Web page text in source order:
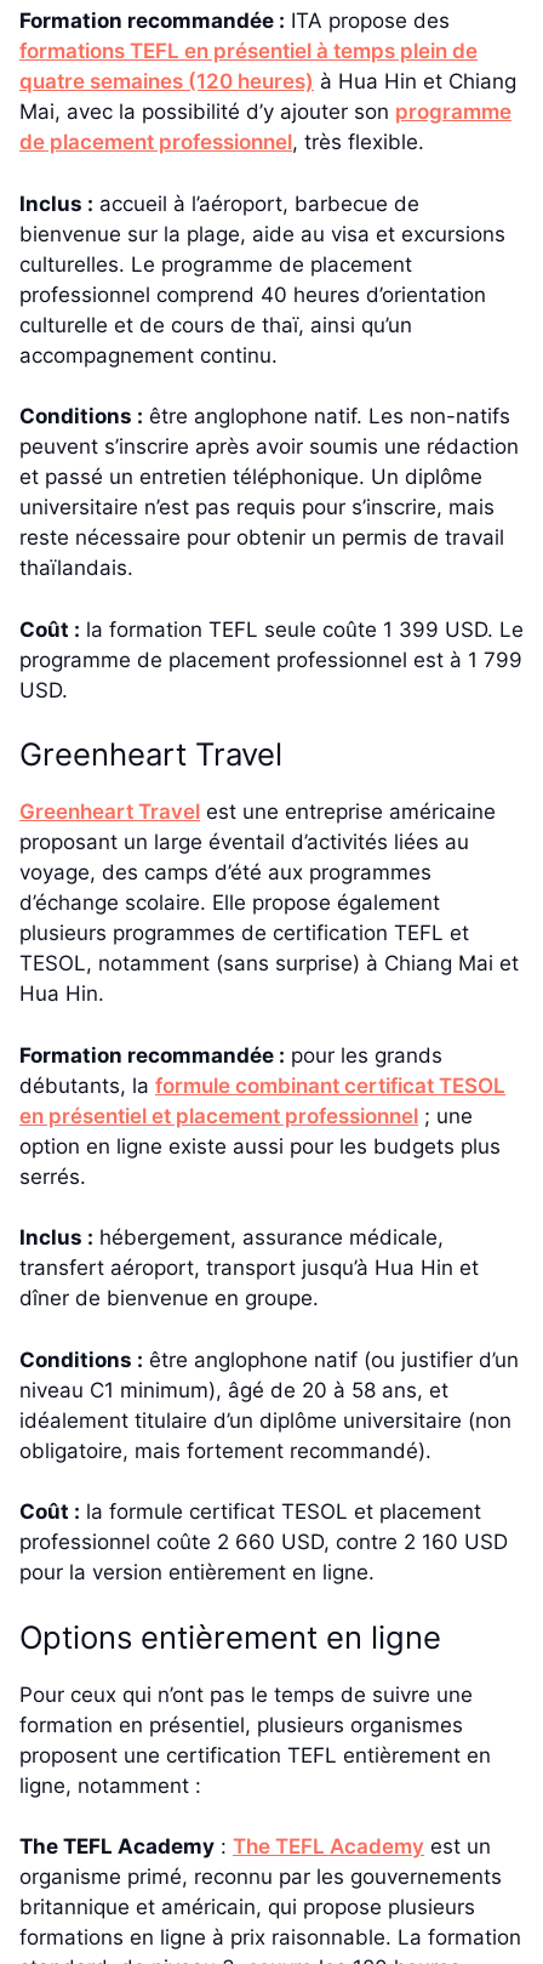
Formation recommandée : ITA propose des
formations TEFL en présentiel à temps plein de
quatre semaines (120 heures) à Hua Hin et Chiang
Mai, avec la possibilité d’y ajouter son programme
de placement professionnel, très flexible.
Inclus : accueil à l’aéroport, barbecue de
bienvenue sur la plage, aide au visa et excursions
culturelles. Le programme de placement
professionnel comprend 40 heures d’orientation
culturelle et de cours de thaï, ainsi qu’un
accompagnement continu.
Conditions : être anglophone natif. Les non-natifs
peuvent s’inscrire après avoir soumis une rédaction
et passé un entretien téléphonique. Un diplôme
universitaire n’est pas requis pour s’inscrire, mais
reste nécessaire pour obtenir un permis de travail
thaïlandais.
Coût : la formation TEFL seule coûte 1 399 USD. Le
programme de placement professionnel est à 1 799
USD.
Greenheart Travel
Greenheart Travel est une entreprise américaine
proposant un large éventail d’activités liées au
voyage, des camps d’été aux programmes
d’échange scolaire. Elle propose également
plusieurs programmes de certification TEFL et
TESOL, notamment (sans surprise) à Chiang Mai et
Hua Hin.
Formation recommandée : pour les grands
débutants, la formule combinant certificat TESOL
en présentiel et placement professionnel ; une
option en ligne existe aussi pour les budgets plus
serrés.
Inclus : hébergement, assurance médicale,
transfert aéroport, transport jusqu’à Hua Hin et
dîner de bienvenue en groupe.
Conditions : être anglophone natif (ou justifier d’un
niveau C1 minimum), âgé de 20 à 58 ans, et
idéalement titulaire d’un diplôme universitaire (non
obligatoire, mais fortement recommandé).
Coût : la formule certificat TESOL et placement
professionnel coûte 2 660 USD, contre 2 160 USD
pour la version entièrement en ligne.
Options entièrement en ligne
Pour ceux qui n’ont pas le temps de suivre une
formation en présentiel, plusieurs organismes
proposent une certification TEFL entièrement en
ligne, notamment :
The TEFL Academy : The TEFL Academy est un
organisme primé, reconnu par les gouvernements
britannique et américain, qui propose plusieurs
formations en ligne à prix raisonnable. La formation